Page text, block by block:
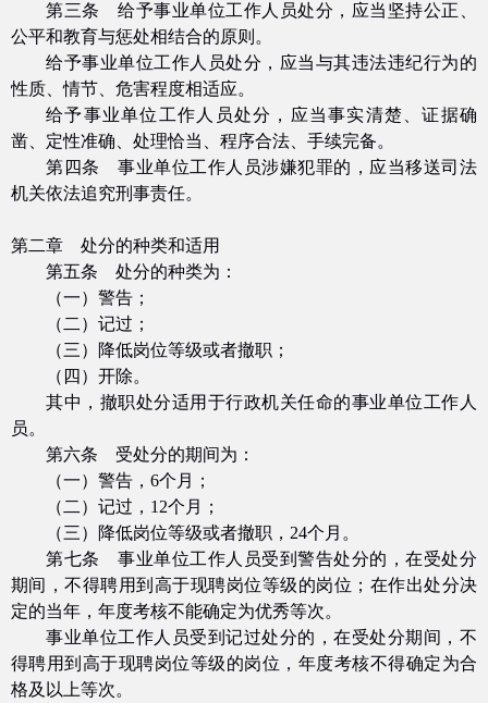
第三条 给予事业单位工作人员处分，应当坚持公正、
公平和教育与惩处相结合的原则。
给予事业单位工作人员处分，应当与其违法违纪行为的
性质、情节、危害程度相适应。
给予事业单位工作人员处分，应当事实清楚、证据确
凿、定性准确、处理恰当、程序合法、手续完备。
第四条 事业单位工作人员涉嫌犯罪的，应当移送司法
机关依法追究刑事责任。
第二章 处分的种类和适用
第五条 处分的种类为：
（一）警告；
（二）记过；
（三）降低岗位等级或者撤职；
（四）开除。
其中，撤职处分适用于行政机关任命的事业单位工作人
员。
第六条 受处分的期间为：
（一）警告，6个月；
（二）记过， 12个月；
（三）降低岗位等级或者撤职，24个月。
第七条 事业单位工作人员受到警告处分的，在受处分
期间，不得聘用到高于现聘岗位等级的岗位；在作出处分决
定的当年，年度考核不能确定为优秀等次。
事业单位工作人员受到记过处分的，在受处分期间，不
得聘用到高于现聘岗位等级的岗位，年度考核不得确定为合
格及以上等次。